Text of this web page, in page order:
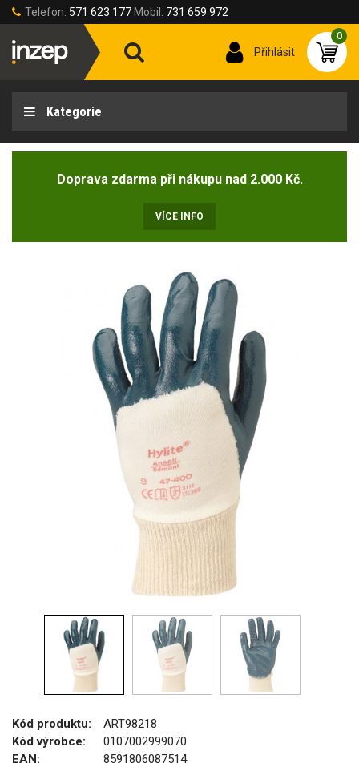
Telefon: 571 623 177 Mobil: 731 659 972
Přihlásit
0
Kategorie
Doprava zdarma při nákupu nad 2.000 Kč.
VÍCE INFO
Kód produktu:
ART98218
Kód výrobce:
0107002999070
EAN:
8591806087514